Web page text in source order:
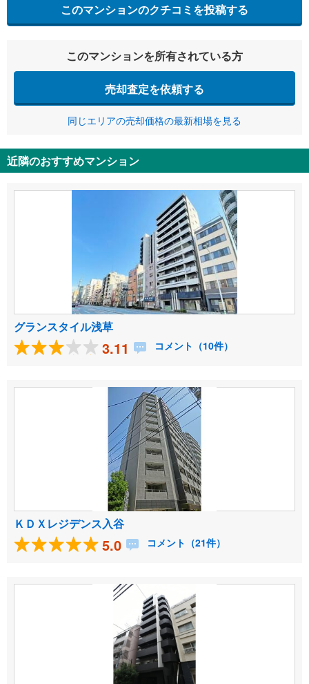
このマンションのクチコミを投稿する
このマンションを所有されている方
売却査定を依頼する
同じエリアの売却価格の最新相場を見る
近隣のおすすめマンション
グランスタイル浅草
3.11 コメント（10件）
ＫＤＸレジデンス入谷
5.0 コメント（21件）